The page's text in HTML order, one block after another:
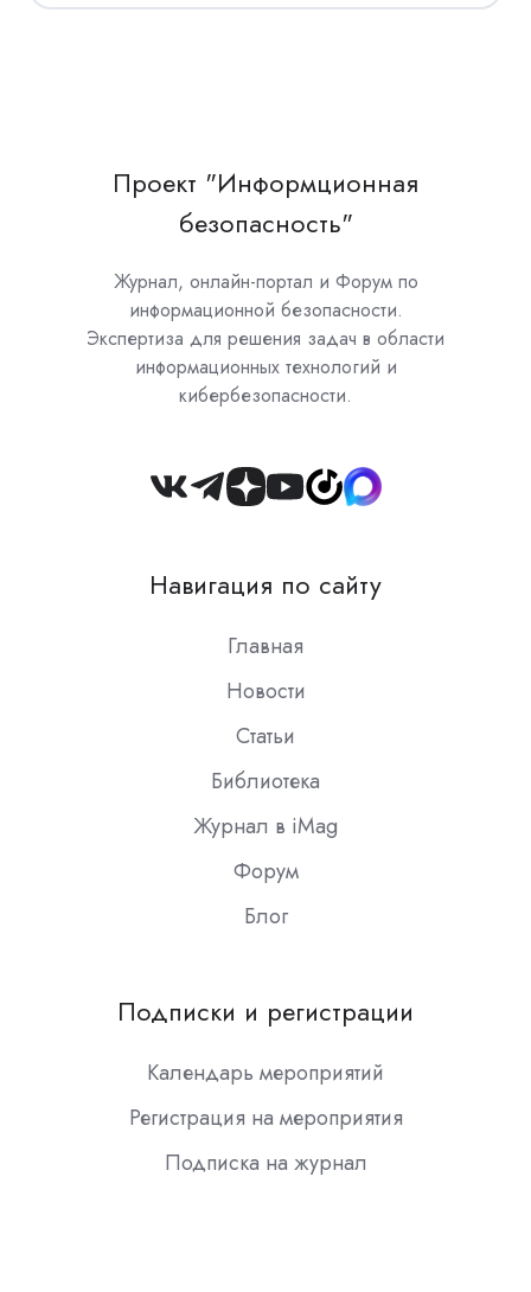
Проект "Информционная
безопасность"
Журнал, онлайн-портал и Форум по
информационной безопасности.
Экспертиза для решения задач в области
информационных технологий и
кибербезопасности.
Join
Slack
Навигация по сайту
Главная
Новости
Статьи
Библиотека
Журнал в iMag
Форум
Блог
Подписки и регистрации
Календарь мероприятий
Регистрация на мероприятия
Подписка на журнал